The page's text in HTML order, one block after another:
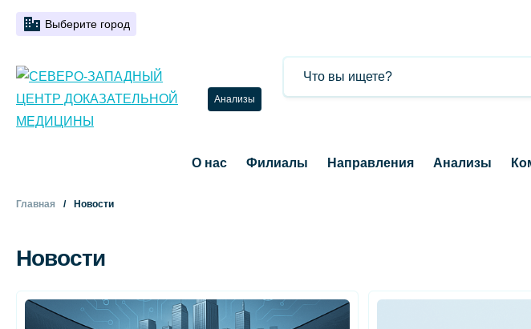
Выберите город
Анализы
О нас Филиалы Направления Анализы
Главная Новости
Новости